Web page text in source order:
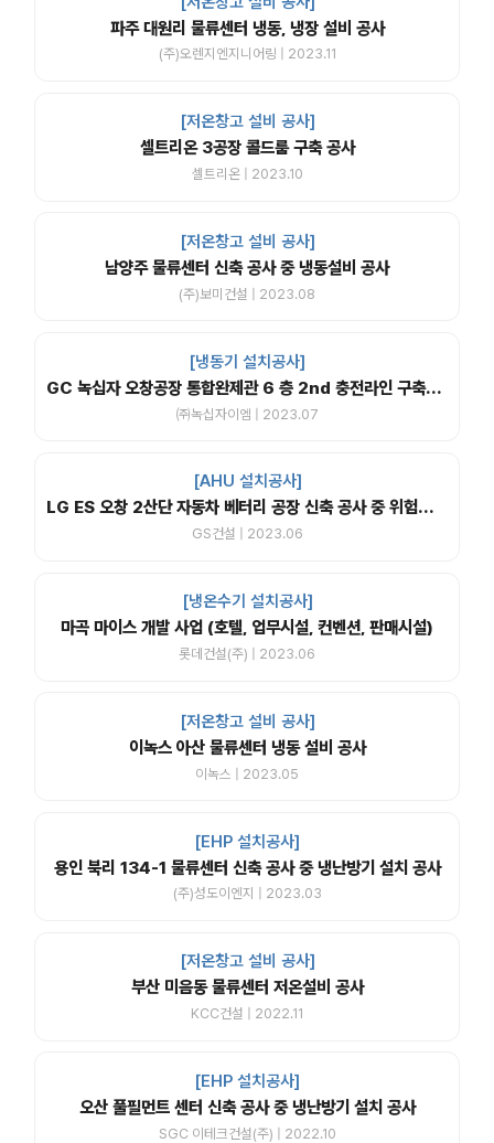
파주 대원리 물류센터 냉동, 냉장 설비 공사
(주)오렌지엔지니어링 | 2023.11
[저온창고 설비 공사]
셀트리온 3공장 콜드룸 구축 공사
셀트리온 | 2023.10
[저온창고 설비 공사]
남양주 물류센터 신축 공사 중 냉동설비 공사
(주)보미건설 | 2023.08
[냉동기 설치공사]
GC 녹십자 오창공장 통합완제관 6 층 2nd 충전라인 구축공사
㈜녹십자이엠 | 2023.07
[AHU 설치공사]
LG ES 오창 2산단 자동차 베터리 공장 신축 공사 중 위험물 창고 구축 공사
GS건설 | 2023.06
[냉온수기 설치공사]
마곡 마이스 개발 사업 (호텔, 업무시설, 컨벤션, 판매시설)
롯데건설(주) | 2023.06
[저온창고 설비 공사]
이녹스 아산 물류센터 냉동 설비 공사
이녹스 | 2023.05
[EHP 설치공사]
용인 북리 134-1 물류센터 신축 공사 중 냉난방기 설치 공사
(주)성도이엔지 | 2023.03
[저온창고 설비 공사]
부산 미음동 물류센터 저온설비 공사
KCC건설 | 2022.11
[EHP 설치공사]
오산 풀필먼트 센터 신축 공사 중 냉난방기 설치 공사
SGC 이테크건설(주) | 2022.10